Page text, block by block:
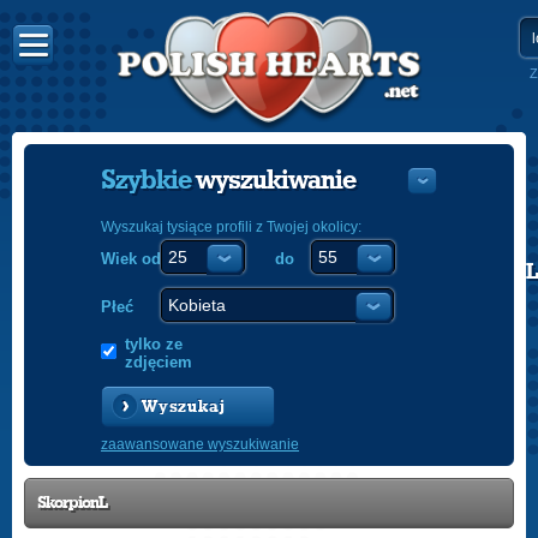
POLISH
Szybkiewyszukiwanie
Wyszukaj tysiące profili z Twojej okolicy:
Wiek od do
Płeć
tylko ze
zdjęciem
Wyszukaj
zaawansowane wyszukiwanie
SkorpionL